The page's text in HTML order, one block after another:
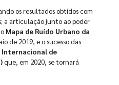
os resultados obtidos com
a articulação junto ao poder
Mapa de Ruído Urbano da
de 2019, e o sucesso das
Internacional de
que, em 2020, se tornará